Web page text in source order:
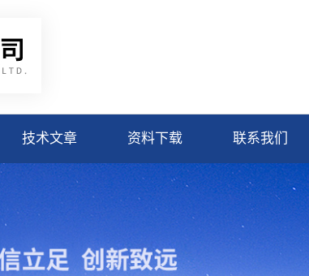
技术文章 资料下载 联系我们